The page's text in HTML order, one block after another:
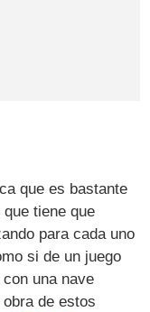
que es bastante
tiene que
para cada uno
si de un juego
una nave
de estos